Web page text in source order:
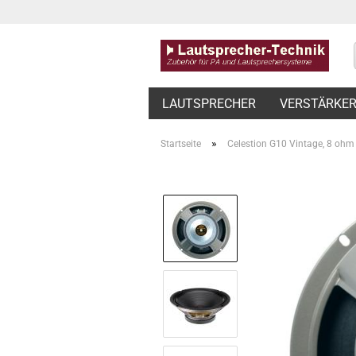
LAUTSPRECHER VERSTÄRKER
Startseite » Celestion G10 Vintage, 8 ohm